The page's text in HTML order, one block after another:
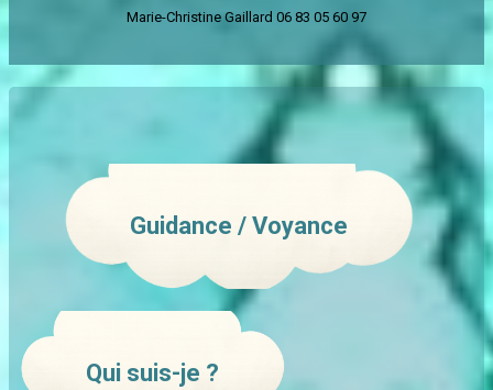
Marie-Christine Gaillard 06 83 05 60 97
Guidance / Voyance
Qui suis-je ?